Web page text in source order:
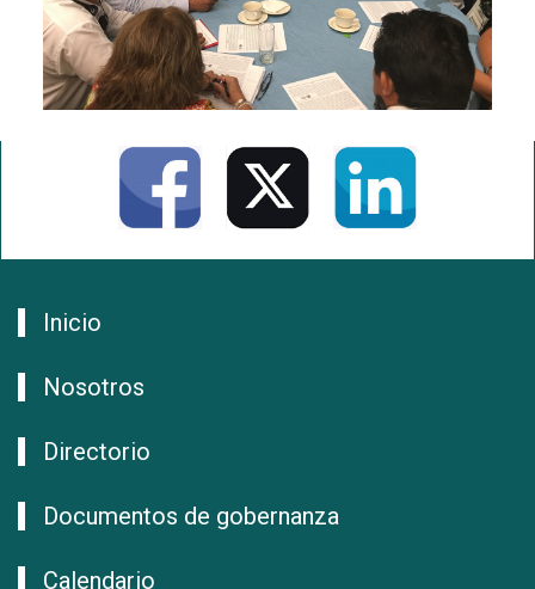
Inicio
Nosotros
Directorio
Documentos de gobernanza
Calendario